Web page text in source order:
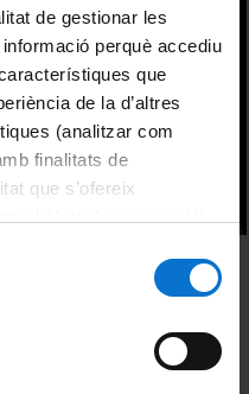
de gestionar les
perquè accediu
que
de la d’altres
(analitzar com
finalitats de
que s’ofereix
del lloc web de la
in the South Pyrenean